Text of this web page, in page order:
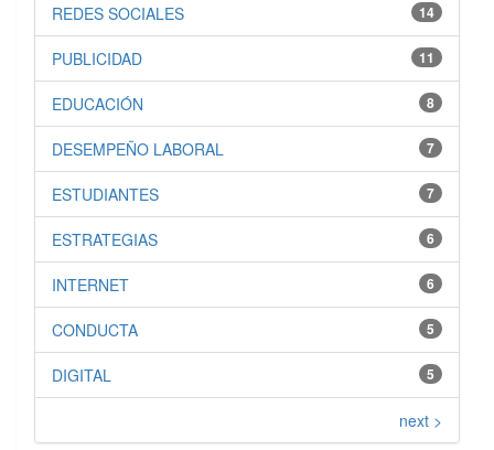
14
REDES SOCIALES
11
PUBLICIDAD
8
EDUCACIÓN
7
DESEMPEÑO LABORAL
7
ESTUDIANTES
6
ESTRATEGIAS
6
INTERNET
5
CONDUCTA
5
DIGITAL
next >